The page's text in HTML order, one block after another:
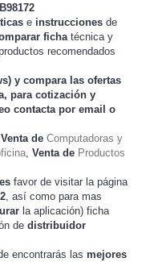
e instrucciones de
ficha técnica y
recomendados
) y compara las ofertas
, para cotización y
contacta por email o
Venta de Computadoras y
Venta de Productos
favor de visitar la página
, así como para mas
la aplicación) ficha
de distribuidor
encontrarás las mejores